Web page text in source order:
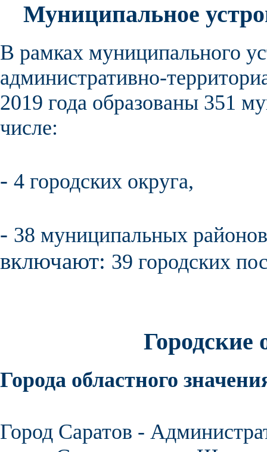
Муниципальное
В рамках муниципального
административно-
2019 года образованы 351
числе:
- 4 городских округа,
- 38 муниципальных районов
включают: 39 городских
Городские
Города областного
Город Саратов -